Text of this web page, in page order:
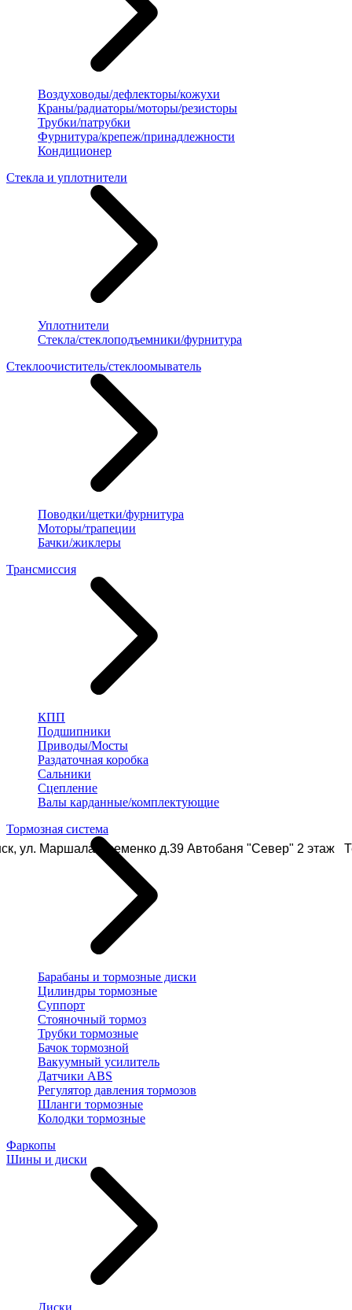
ул. Маршала Еременко д.39 Автобаня "Север" 2 этаж
Воздуховоды/дефлекторы/кожухи
Краны/радиаторы/моторы/резисторы
Трубки/патрубки
Фурнитура/крепеж/принадлежности
Кондиционер
Стекла и уплотнители
Уплотнители
Стекла/стеклоподъемники/фурнитура
Стеклоочиститель/стеклоомыватель
Поводки/щетки/фурнитура
Моторы/трапеции
Бачки/жиклеры
Трансмиссия
КПП
Подшипники
Приводы/Мосты
Раздаточная коробка
Сальники
Сцепление
Валы карданные/комплектующие
Тормозная система
Барабаны и тормозные диски
Цилиндры тормозные
Суппорт
Стояночный тормоз
Трубки тормозные
Бачок тормозной
Вакуумный усилитель
Датчики ABS
Регулятор давления тормозов
Шланги тормозные
Колодки тормозные
Фаркопы
Шины и диски